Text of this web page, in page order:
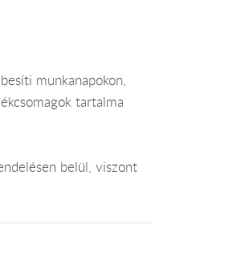
munkanapokon,
tartalma
belül, viszont